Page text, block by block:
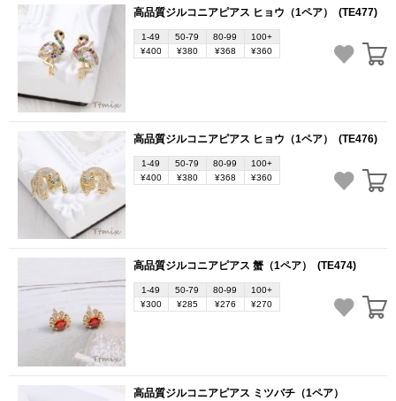
高品質ジルコニアピアス ヒョウ（1ペア） (TE477)
1-49 50-79 80-99
100+
¥400
¥380 ¥368 ¥360
高品質ジルコニアピアス ヒョウ（1ペア） (TE476)
1-49 50-79 80-99
100+
¥400
¥380 ¥368 ¥360
高品質ジルコニアピアス 蟹（1ペア） (TE474)
1-49 50-79 80-99
100+
¥300
¥285 ¥276 ¥270
高品質ジルコニアピアス ミツバチ（1ペア）